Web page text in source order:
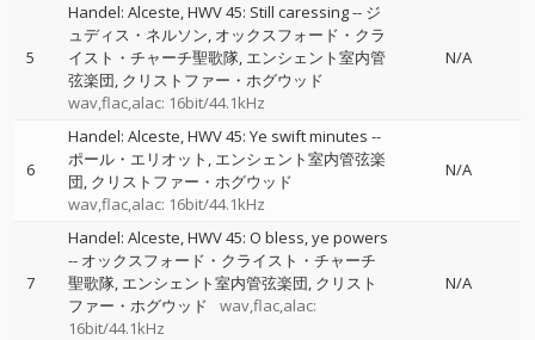
5
Handel: Alceste, HWV 45: Still caressing-- ジ
ュディス・ネルソン オックスフォード・クラ
イスト・チャーチ聖歌隊 エンシェント室内管
弦楽団 クリストファー・ホグウッド
wav,flac,alac: 16bit/44.1kHz
N/A
6
Handel: Alceste, HWV 45: Ye swift minutes --
ポール・エリオット エンシェント室内管弦楽
団 クリストファー・ホグウッド
wav,flac,alac: 16bit/44.1kHz
N/A
7
Handel: Alceste, HWV 45: O bless, ye powers
-- オックスフォード・クライスト・チャーチ
聖歌隊 エンシェント室内管弦楽団 クリスト
ファー・ホグウッド
wav,flac,alac:
16bit/44.1kHz
N/A